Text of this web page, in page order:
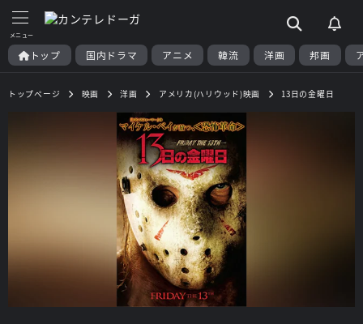
トップ 国内ドラマ アニメ 韓流 洋画 邦画
トップページ 映画 洋画 アメリカ(ハリウッド)映画 13日の金曜日